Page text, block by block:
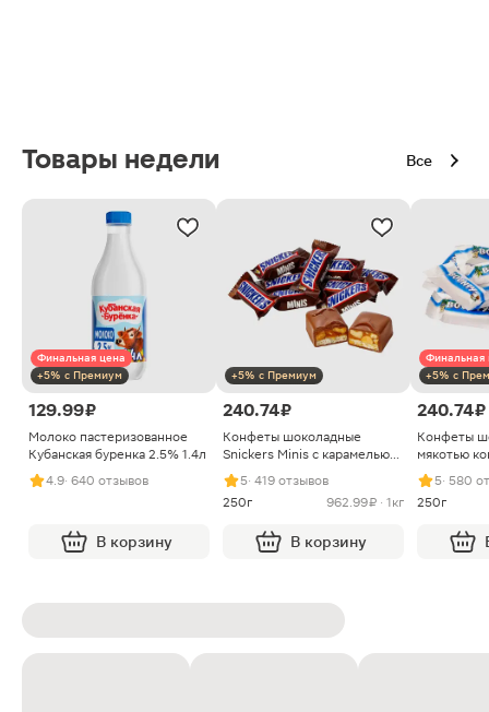
Товары недели Все
Финальная цена
+5% с Премиум
129.99 ₽
Молоко пастеризованное
Кубанская буренка 2.5% 1.4л
4.9· 640 отзывов
В корзину
+5% с Премиум
240.74 ₽
Конфеты шоколадные
Snickers Minis с карамелью
арахисом и нугой
5· 419 отзывов
250г
962.99 ₽ · 1кг
В корзину
Финальная
+5% с
240.74 ₽
Конфеты
мякотью
5· 580
250г